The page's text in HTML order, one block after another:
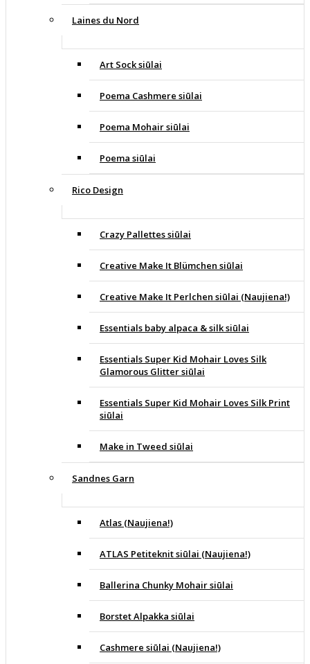
Laines du Nord
Art Sock siūlai
Poema Cashmere siūlai
Poema Mohair siūlai
Poema siūlai
Rico Design
Crazy Pallettes siūlai
Creative Make It Blümchen siūlai
Creative Make It Perlchen siūlai (Naujiena!)
Essentials baby alpaca & silk siūlai
Essentials Super Kid Mohair Loves Silk
Glamorous Glitter siūlai
Essentials Super Kid Mohair Loves Silk Print
siūlai
Make in Tweed siūlai
Sandnes Garn
Atlas (Naujiena!)
ATLAS Petiteknit siūlai (Naujiena!)
Ballerina Chunky Mohair siūlai
Borstet Alpakka siūlai
Cashmere siūlai (Naujiena!)